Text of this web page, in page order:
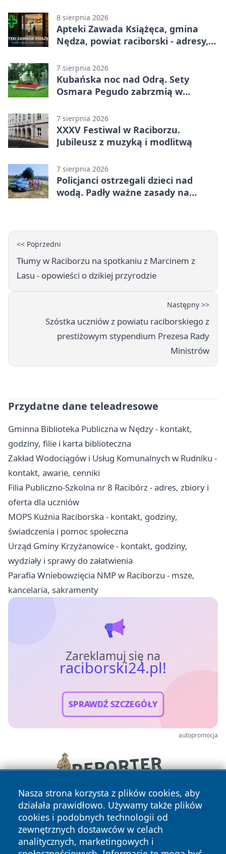
8 sierpnia 2026
Apteki Zawada Książęca, gmina
Nędza, powiat raciborski - adresy,
7 sierpnia 2026
Kubańska noc nad Odrą. Sety
Osmara Pegudo zabrzmią w
7 sierpnia 2026
XXXV Festiwal w Raciborzu.
Jubileusz z muzyką i modlitwą
7 sierpnia 2026
Policjanci ostrzegali dzieci nad
wodą. Padły ważne zasady na
<< Poprzedni
Tłumy w Raciborzu na spotkaniu z Marcinem z
Lasu - opowieści o dzikiej przyrodzie
Następny >>
Szóstka uczniów z powiatu raciborskiego z
prestiżowym stypendium Prezesa Rady
Ministrów
Przydatne dane teleadresowe
Gminna Biblioteka Publiczna w Nędzy - kontakt,
godziny, filie i karta biblioteczna
Zakład Wodociągów i Usług Komunalnych w Rudniku -
kontakt, awarie, cenniki
Filia Publiczno-Szkolna nr 8 Racibórz - adres, zbiory i
oferta dla uczniów
MOPS Kuźnia Raciborska - kontakt, godziny,
świadczenia i pomoc społeczna
Urząd Gminy Krzyżanowice - kontakt, godziny,
wydziały i sprawy do załatwienia
Parafia Wniebowzięcia NMP w Raciborzu - msze,
kancelaria, sakramenty
Zareklamuj się na
raciborski24.pl!
SPRAWDŹ SZCZEGÓŁY
autopromocja
Nasza strona korzysta z plików cookies, aby
działała prawidłowo. Używamy także plików
cookies i podobnych technologii od
zewnętrznych dostawców w celach
analitycznych, marketingowych i